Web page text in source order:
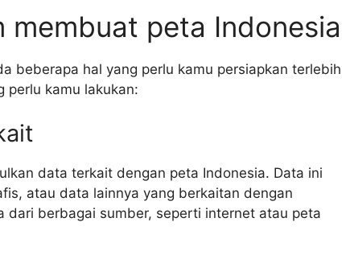
membuat peta Indonesia
beberapa hal yang perlu kamu persiapkan terlebih
perlu kamu lakukan:
data terkait dengan peta Indonesia. Data ini
atau data lainnya yang berkaitan dengan
dari berbagai sumber, seperti internet atau peta